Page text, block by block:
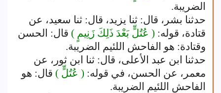
الضريبة.
حدثنا بشر، قال: ثنا يزيد، قال: ثنا سعيد، عن
قتادة، قوله: ( عُتُلٍّ بَعْدَ ذَلِكَ زَنِيمٍ ) قال: الحسن
وقتادة: هو الفاحش اللئيم الضريبة.
حدثنا ابن عبد الأعلى، قال: ثنا ابن ثور، عن
معمر، عن الحسن، في قوله: ( عُتُلٍّ ) قال: هو
الفاحش اللئيم الضريبة.